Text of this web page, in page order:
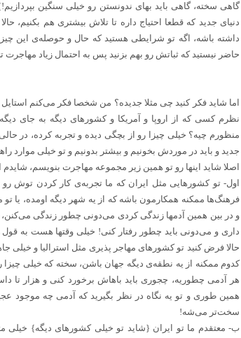
گاهی سخته، گاهی باید بهای ندونستن رو خیلی سنگین
دنیای جدید که قطعا احتیاج داره تا تلاش بیشتری هم بکنیم،
داشته باشه، اگه تو شرایطی هستید که حال و حوصله‌ی این
حاضر نیستید که ثباتش رو بهم بزنید پس به احتمال زیاد مهاجرت
اما شاید فکر کنید چی مثلا جدیده؟ من شخصا فکر می‌کنم
نظرم کسی که از اروپا و آمریکا و کشورهای دیگه به جای
منظورم چیه؟ خیلی چیزا رو از بچگی دیده و تجربه کرده، در
جدید و باید در موردش بخونیم و بیشتر بدونیم و تو خیلی موارد
اصلا شاید اینها رو تو همین زیر مجموعه مهاجرت بنویسم،
اول- تو کشورهایی مثل ایران که ما تجربه‌ی کار کردن توش رو
فرهنگ‌ها ممکنه همکارمون باشه که از یه شهر دیگه اومده،
و در بین همین آدمها زندگی کردی می‌دونی چطور زندگی
داری و می‌دونی باید چطور رفتار کنی! خیلی وقتها هست به
حالا فرض کنید تو کشورهای مهاجر پذیری مثل استرالیا و خیلی
کدوم ممکنه از یه نطقه‌ی دیگه جهان باشن، سخته که خیلی
هر آدمی چطوریه، چجوری باید باهاش برخورد کنی و هزار تا
همین طوری و تو یه نگاه در نظر بگیرید که آدمی چه موجود
سخت‌تر می‌شه!
ب- معتقدم ما تو ایران {شاید تو خیلی کشورهای دیگه}